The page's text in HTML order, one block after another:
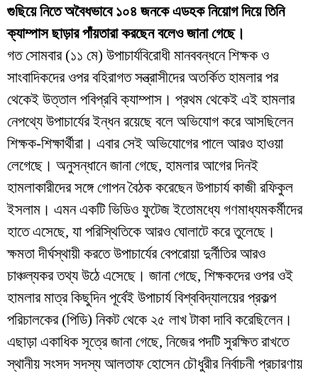
গুছিয়ে নিতে অবৈধভাবে ১০৪ জনকে এডহক নিয়োগ দিয়ে তিনি
ক্যাম্পাস ছাড়ার পাঁয়তারা করছেন বলেও জানা গেছে।
​গত সোমবার (১১ মে) উপাচার্যবিরোধী মানববন্ধনে শিক্ষক ও
সাংবাদিকদের ওপর বহিরাগত সন্ত্রাসীদের অতর্কিত হামলার পর
থেকেই উত্তাল পবিপ্রবি ক্যাম্পাস। প্রথম থেকেই এই হামলার
নেপথ্যে উপাচার্যের ইন্ধন রয়েছে বলে অভিযোগ করে আসছিলেন
শিক্ষক-শিক্ষার্থীরা। এবার সেই অভিযোগের পালে আরও হাওয়া
লেগেছে। অনুসন্ধানে জানা গেছে, হামলার আগের দিনই
হামলাকারীদের সঙ্গে গোপন বৈঠক করেছেন উপাচার্য কাজী রফিকুল
ইসলাম। এমন একটি ভিডিও ফুটেজ ইতোমধ্যে গণমাধ্যমকর্মীদের
হাতে এসেছে, যা পরিস্থিতিকে আরও ঘোলাটে করে তুলেছে।
​ক্ষমতা দীর্ঘস্থায়ী করতে উপাচার্যের বেপরোয়া দুর্নীতির আরও
চাঞ্চল্যকর তথ্য উঠে এসেছে। জানা গেছে, শিক্ষকদের ওপর ওই
হামলার মাত্র কিছুদিন পূর্বেই উপাচার্য বিশ্ববিদ্যালয়ের প্রকল্প
পরিচালকের (পিডি) নিকট থেকে ২৫ লাখ টাকা দাবি করেছিলেন।
এছাড়া একাধিক সূত্রে জানা গেছে, নিজের পদটি সুরক্ষিত রাখতে
স্থানীয় সংসদ সদস্য আলতাফ হোসেন চৌধুরীর নির্বাচনী প্রচারণায়